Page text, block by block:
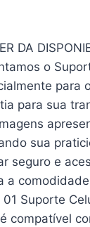
DA
o
para
para sua
sua
seguro e
a
Suporte
é compatível